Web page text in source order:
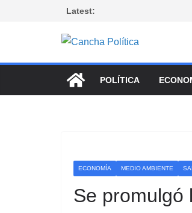
Latest:
POLÍTICA
ECONOMÍA MEDIO AMBIENTE
Se promulgó